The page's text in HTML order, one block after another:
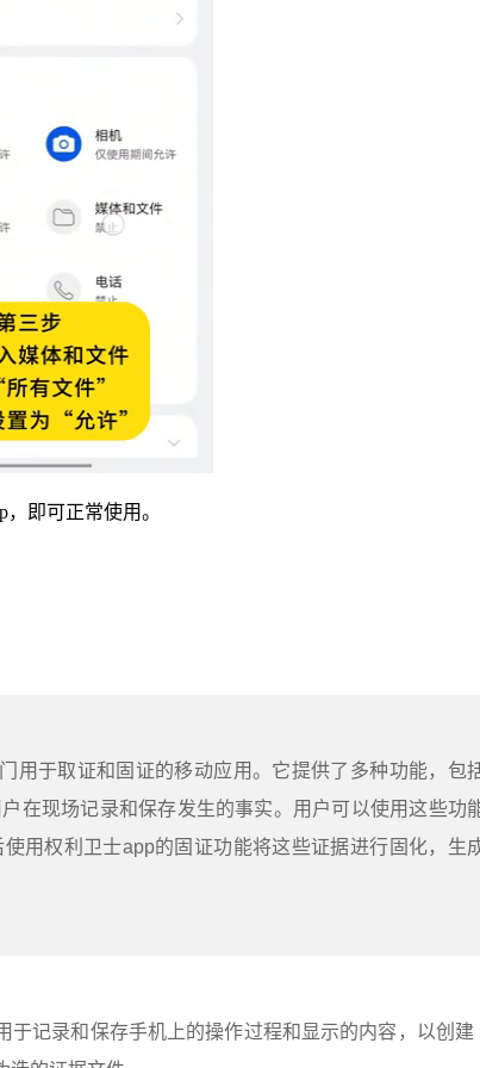
即可正常使用。
用于取证和固证的移动应用。它提供了多种功能，包
在现场记录和保存发生的事实。用户可以使用这些功
用权利卫士app的固证功能将这些证据进行固化，生
于记录和保存手机上的操作过程和显示的内容，以创建